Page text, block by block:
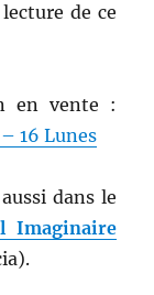
de ce
en vente :
16 Lunes
dans le
Imaginaire